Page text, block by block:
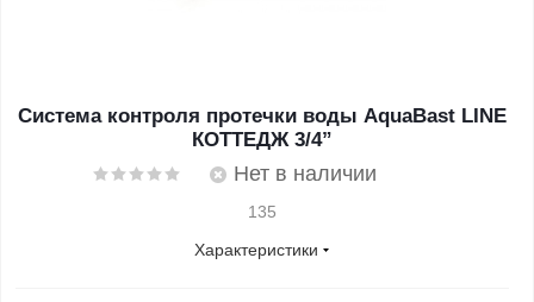
Система контроля протечки воды AquaBast LINE
КОТТЕДЖ 3/4”
Нет в наличии
135
Характеристики